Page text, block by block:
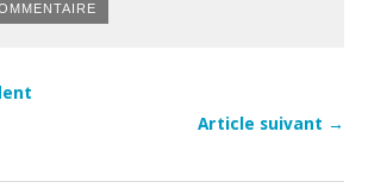
Article suivant →